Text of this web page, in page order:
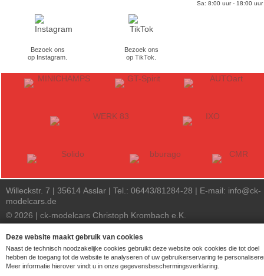
Bezoek ons
op Instagram.
Bezoek ons
op TikTok.
Sa: 8:00 uur - 18:00 uur
Willeckstr. 7 | 35614 Asslar | Tel.: 06443/81284-28 | E-mail: info@ck-
modelcars.de
© 2026 | ck-modelcars Christoph Krombach e.K.
Deze website maakt gebruik van cookies
Naast de technisch noodzakelijke cookies gebruikt deze website ook cookies die tot doel
hebben de toegang tot de website te analyseren of uw gebruikerservaring te
Meer informatie hierover vindt u in onze gegevensbeschermingsverklaring.